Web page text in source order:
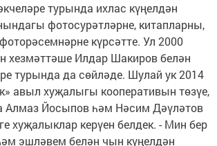
турында ихлас күңелдән
фотосурәтләрне, китапларны,
күрсәтте. Ул 2000
хезмәттәше Илдар Шакиров белән
турында да сөйләде. Шулай ук 2014
авыл хуҗалыгы кооперативын төзүе,
Алмаз Йосыпов һәм Нәсим Дәүләтов
хуҗалыклар керүен белдек. - Мин бер
эшләвем белән чын күңелдән